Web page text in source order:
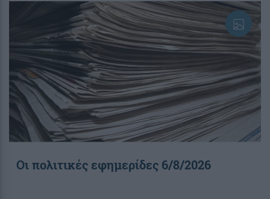
Οι πολιτικές εφημερίδες 6/8/2026